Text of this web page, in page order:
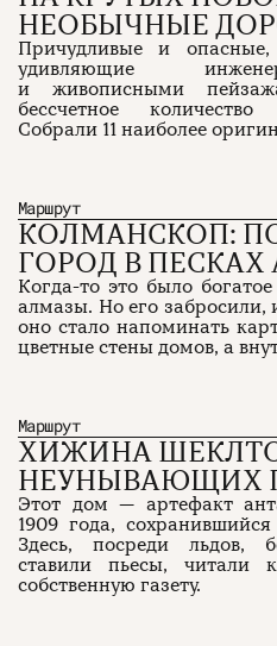
НЕОБЫЧНЫЕ
Причудливые и
удивляющие
и живописными
бессчетное
Собрали 11 наиболее
Маршрут
КОЛМАНСКОП:
ГОРОД В
Когда-то это было
алмазы. Но его забросили,
оно стало напоминать
цветные стены домов, а
Маршрут
ХИЖИНА
НЕУНЫВАЮЩИХ
Этот дом — артефакт
1909 года,
Здесь, посреди льдов,
ставили пьесы, читали
собственную газету.